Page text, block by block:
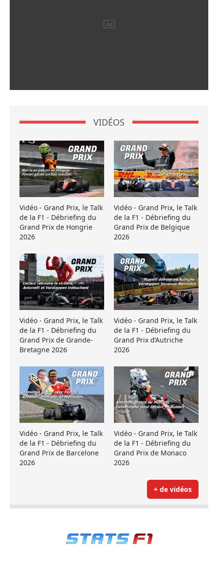
VIDÉOS
Vidéo - Grand Prix, le Talk
de la F1 - Débriefing du
Grand Prix de Hongrie
2026
Vidéo - Grand Prix, le Talk
de la F1 - Débriefing du
Grand Prix de Belgique
2026
Vidéo - Grand Prix, le Talk
de la F1 - Débriefing du
Grand Prix de Grande-
Bretagne 2026
Vidéo - Grand Prix, le Talk
de la F1 - Débriefing du
Grand Prix d’Autriche
2026
Vidéo - Grand Prix, le Talk
de la F1 - Débriefing du
Grand Prix de Barcelone
2026
Vidéo - Grand Prix, le Talk
de la F1 - Débriefing du
Grand Prix de Monaco
2026
+ de vidéos